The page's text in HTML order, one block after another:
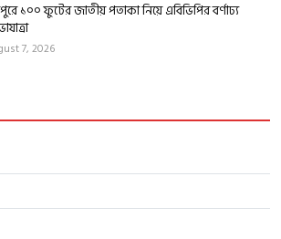
১০০ ফুটের জাতীয় পতাকা নিয়ে এবিভিপির বর্ণাঢ্য
7, 2026